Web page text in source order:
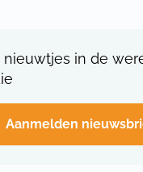
nieuwtjes in de
Aanmelden